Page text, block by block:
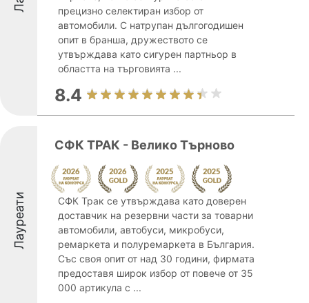
прецизно селектиран избор от
автомобили. С натрупан дългогодишен
опит в бранша, дружеството се
утвърждава като сигурен партньор в
областта на търговията ...
8.4
Лауреати
СФК ТРАК - Велико Търново
СФК Трак се утвърждава като доверен
доставчик на резервни части за товарни
автомобили, автобуси, микробуси,
ремаркета и полуремаркета в България.
Със своя опит от над 30 години, фирмата
предоставя широк избор от повече от 35
000 артикула с ...